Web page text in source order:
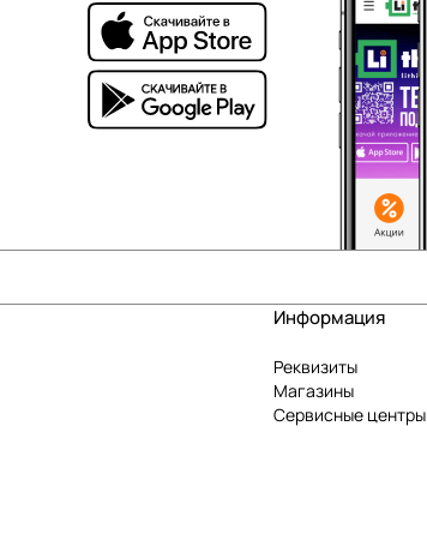
Информация
Реквизиты
Магазины
Сервисные центры